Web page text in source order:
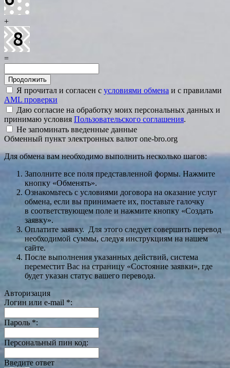
+
=
Я прочитал и согласен с условиями обмена и с правилами
AML проверки
Даю согласие на обработку моих персональных данных и
принимаю условия Пользовательского соглашения.
Не запоминать введенные данные
Обменный пункт электронных валют one-bro.org
Для обмена вам необходимо выполнить несколько шагов:
Заполните все поля представленной формы. Нажмите
кнопку «Обменять».
Ознакомьтесь с условиями договора на оказание услуг
обмена, если вы принимаете их, поставьте галочку
в соответствующем поле и нажмите кнопку «Создать
заявку».
Оплатите заявку. Для этого следует совершить перевод
необходимой суммы, следуя инструкциям на нашем
сайте.
После выполнения указанных действий, система
переместит Вас на страницу «Состояние заявки», где
будет указан статус вашего перевода.
Авторизация
Логин или e-mail *:
Пароль *:
Персональный пин код:
Введите ответ